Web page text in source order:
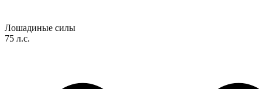
Лошадиные силы
75 л.с.